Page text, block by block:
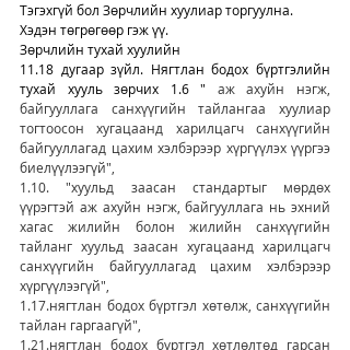
Тэгэхгүй бол Зөрчлийн хуулиар торгуулна.
Хэдэн төгрөгөөр гэж үү.
Зөрчлийн тухай хуулийн
11.18 дугаар зүйл. Нягтлан бодох бүртгэлийн
тухай хууль зөрчих 1.6 " аж ахуйн нэгж,
байгууллага санхүүгийн тайлангаа хуулиар
тогтоосон хугацаанд харилцагч санхүүгийн
байгууллагад цахим хэлбэрээр хүргүүлэх үүргээ
биелүүлээгүй",
1.10. "хуульд заасан стандартыг мөрдөх
үүрэгтэй аж ахуйн нэгж, байгууллага нь эхний
хагас жилийн болон жилийн санхүүгийн
тайланг хуульд заасан хугацаанд харилцагч
санхүүгийн байгууллагад цахим хэлбэрээр
хүргүүлээгүй",
1.17.нягтлан бодох бүртгэл хөтөлж, санхүүгийн
тайлан гаргаагүй",
1.21.нягтлан бодох бүртгэл хөтлөлтөд гарсан